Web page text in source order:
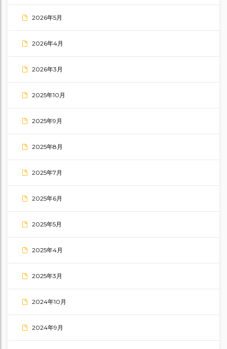
2026年5月
2026年4月
2026年3月
2025年10月
2025年9月
2025年8月
2025年7月
2025年6月
2025年5月
2025年4月
2025年3月
2024年10月
2024年9月